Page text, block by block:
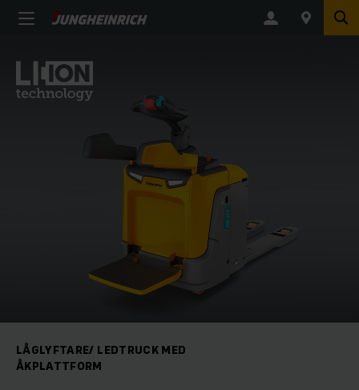
LÅGLYFTARE/ LEDTRUCK MED
ÅKPLATTFORM